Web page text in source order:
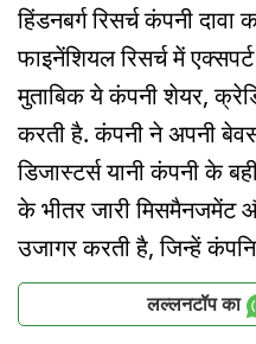
हिंडनबर्ग रिसर्च कंपनी
फाइनेंशियल रिसर्च में
मुताबिक ये कंपनी शेयर,
करती है. कंपनी ने अपनी
डिजास्टर्स यानी कंपनी के
के भीतर जारी
उजागर करती है, जिन्हें
लल्लनटॉप का